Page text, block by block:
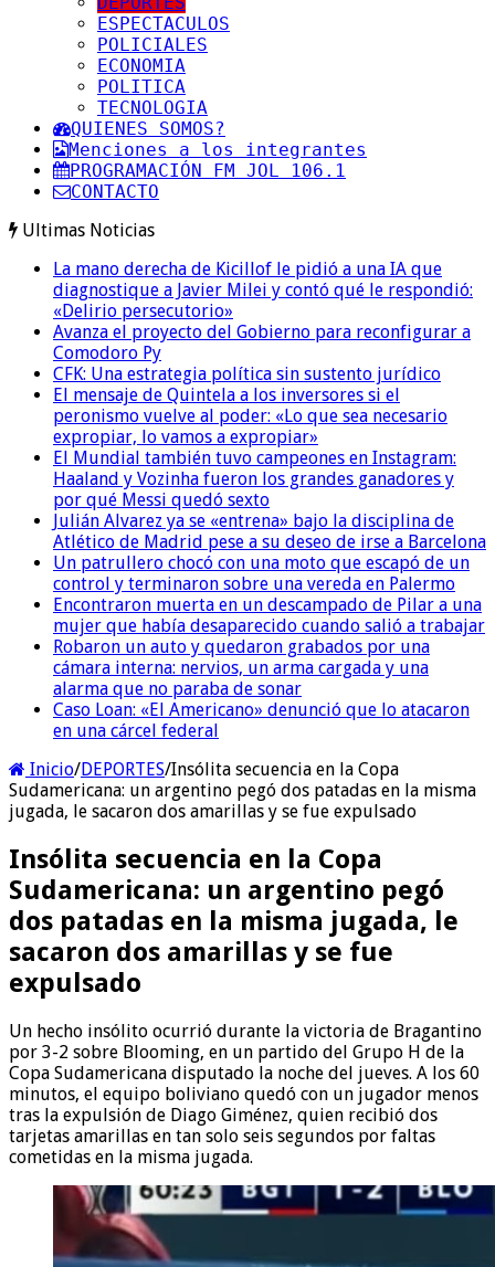
ESPECTACULOS
POLICIALES
ECONOMIA
POLITICA
TECNOLOGIA
QUIENES SOMOS?
Menciones a los integrantes
PROGRAMACIÓN FM JOL 106.1
CONTACTO
Ultimas Noticias
La mano derecha de Kicillof le pidió a una IA que
diagnostique a Javier Milei y contó qué le respondió:
«Delirio persecutorio»
Avanza el proyecto del Gobierno para reconfigurar a
Comodoro Py
CFK: Una estrategia política sin sustento jurídico
El mensaje de Quintela a los inversores si el
peronismo vuelve al poder: «Lo que sea necesario
expropiar, lo vamos a expropiar»
El Mundial también tuvo campeones en Instagram:
Haaland y Vozinha fueron los grandes ganadores y
por qué Messi quedó sexto
Julián Alvarez ya se «entrena» bajo la disciplina de
Atlético de Madrid pese a su deseo de irse a Barcelona
Un patrullero chocó con una moto que escapó de un
control y terminaron sobre una vereda en Palermo
Encontraron muerta en un descampado de Pilar a una
mujer que había desaparecido cuando salió a trabajar
Robaron un auto y quedaron grabados por una
cámara interna: nervios, un arma cargada y una
alarma que no paraba de sonar
Caso Loan: «El Americano» denunció que lo atacaron
en una cárcel federal
Inicio/DEPORTES/Insólita secuencia en la Copa
Sudamericana: un argentino pegó dos patadas en la misma
jugada, le sacaron dos amarillas y se fue expulsado
Insólita secuencia en la Copa
Sudamericana: un argentino pegó
dos patadas en la misma jugada, le
sacaron dos amarillas y se fue
expulsado
Un hecho insólito ocurrió durante la victoria de Bragantino
por 3-2 sobre Blooming, en un partido del Grupo H de la
Copa Sudamericana disputado la noche del jueves. A los 60
minutos, el equipo boliviano quedó con un jugador menos
tras la expulsión de Diago Giménez, quien recibió dos
tarjetas amarillas en tan solo seis segundos por faltas
cometidas en la misma jugada.